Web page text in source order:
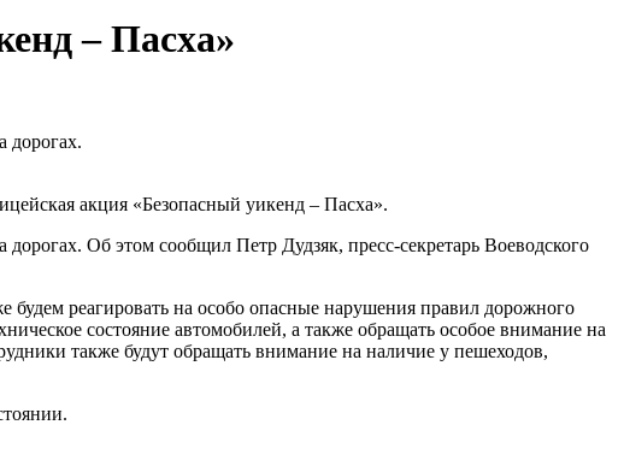
– Пасха»
дорогах.
акция «Безопасный уикенд – Пасха».
Об этом сообщил Петр Дудзяк, пресс-секретарь Воеводского
реагировать на особо опасные нарушения правил дорожного
состояние автомобилей, а также обращать особое внимание на
также будут обращать внимание на наличие у пешеходов,